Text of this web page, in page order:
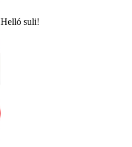
Helló suli!